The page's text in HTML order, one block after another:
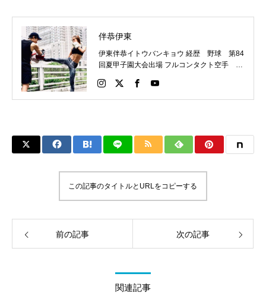
伴恭伊東
伊東伴恭イトウバンキョウ 経歴 野球 第84
回夏甲子園大会出場 フルコンタクト空手 日
パーライト級新人王 FOKウェルター級王者
WMCライト級日本王者 トレーニング依頼は
この記事のタイトルとURLをコピーする
前の記事 次の記事
関連記事